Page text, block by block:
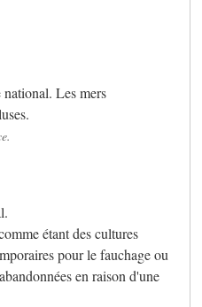
Les mers
étant des cultures
pour le fauchage ou
en raison d'une